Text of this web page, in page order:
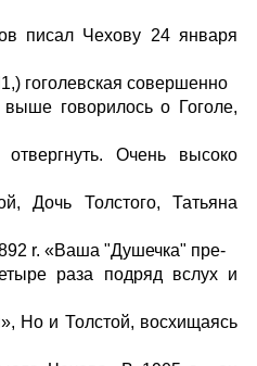
писал Чехову 24 января
гоголевская совершенно
говорилось о Гоголе,
Очень высоко
Дочь Толстого, Татьяна
r. «Ваша "Душечка" пре-
раза подряд вслух и
Но и Толстой, восхищаясь